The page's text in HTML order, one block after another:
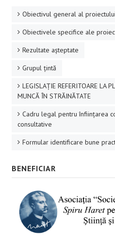
Obiectivul general al
Obiectivele specifice ale
Rezultate aşteptate
Grupul ţintă
LEGISLAȚIE REFERITOARE LA
MUNCĂ ÎN STRĂINĂTATE
Cadru legal pentru înființarea
consultative
Formular identificare bune
BENEFICIAR